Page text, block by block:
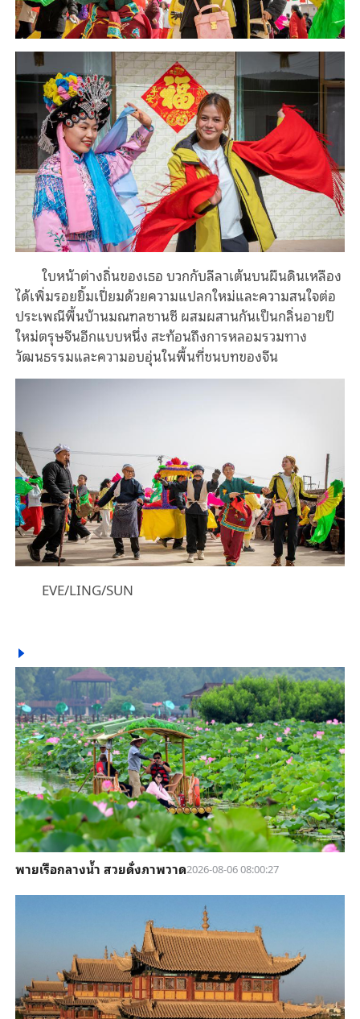
ใบหน้าต่างถิ่นของเธอ บวกกับลีลาเต้นบนผืนดินเหลือง
ได้เพิ่มรอยยิ้มเปี่ยมด้วยความแปลกใหม่และความสนใจต่อ
ประเพณีพื้นบ้านมณฑลซานซี ผสมผสานกันเป็นกลิ่นอายปี
ใหม่ตรุษจีนอีกแบบหนึ่ง สะท้อนถึงการหลอมรวมทาง
วัฒนธรรมและความอบอุ่นในพื้นที่ชนบทของจีน
EVE/LING/SUN
พายเรือกลางน้ำ สวยดั่งภาพวาด2026-08-06 08:00:27